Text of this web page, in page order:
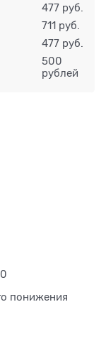
477 руб.
711 руб.
477 руб.
500
рублей
понижения